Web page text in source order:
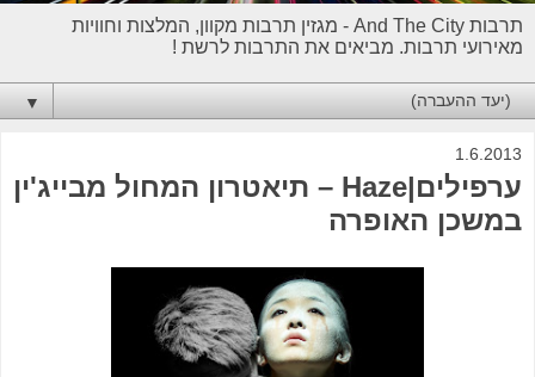
תרבות And The City - מגזין תרבות מקוון, המלצות וחוויות
מאירועי תרבות. מביאים את התרבות לרשת !
▼
1.6.2013
ערפילים|Haze – תיאטרון המחול מבייג'ין
במשכן האופרה